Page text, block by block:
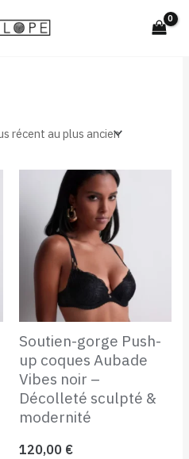
Soutien-gorge Push-
up coques Aubade
Vibes noir –
Décolleté sculpté &
modernité
120,00 €